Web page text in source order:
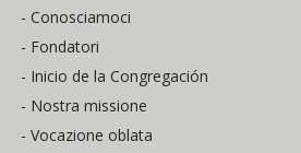
- Conosciamoci
- Fondatori
- Inicio de la Congregación
- Nostra missione
- Vocazione oblata